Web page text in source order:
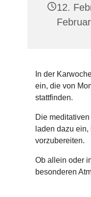
12.
In der
ein, die von
stattfinden.
Die
laden dazu
vorzubereiten.
Ob allein oder
besonderen